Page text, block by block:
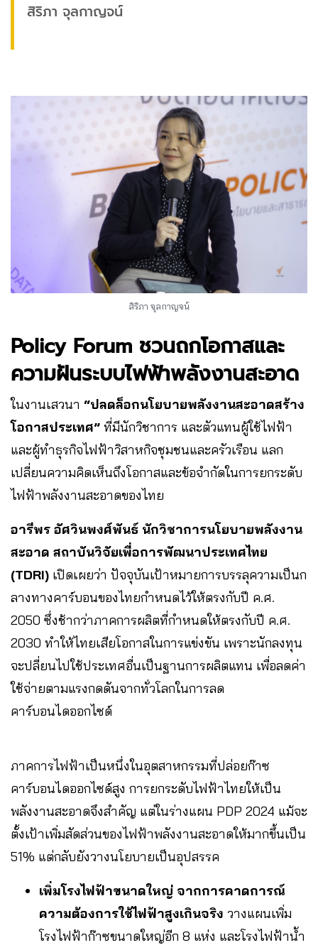
สิริภา จุลกาญจน์
สิริภา จุลกาญจน์
Policy Forum ชวนถกโอกาสและ
ความฝันระบบไฟฟ้าพลังงานสะอาด
ในงานเสวนา “ปลดล็อกนโยบายพลังงานสะอาดสร้าง
โอกาสประเทศ” ที่มีนักวิชาการ และตัวแทนผู้ใช้ไฟฟ้า
และผู้ทำธุรกิจไฟฟ้าวิสาหกิจชุมชนและครัวเรือน แลก
เปลี่ยนความคิดเห็นถึงโอกาสและข้อจำกัดในการยกระดับ
ไฟฟ้าพลังงานสะอาดของไทย
อารีพร อัศวินพงศ์พันธ์ นักวิชาการนโยบายพลังงาน
สะอาด สถาบันวิจัยเพื่อการพัฒนาประเทศไทย
(TDRI) เปิดเผยว่า ปัจจุบันเป้าหมายการบรรลุความเป็นก
ลางทางคาร์บอนของไทยกำหนดไว้ให้ตรงกับปี ค.ศ.
2050 ซึ่งช้ากว่าภาคการผลิตที่กำหนดให้ตรงกับปี ค.ศ.
2030 ทำให้ไทยเสียโอกาสในการแข่งขัน เพราะนักลงทุน
จะปลี่ยนไปใช้ประเทศอื่นเป็นฐานการผลิตแทน เพื่อลดค่า
ใช้จ่ายตามแรงกดดันจากทั่วโลกในการลด
คาร์บอนไดออกไซด์
ภาคการไฟฟ้าเป็นหนึ่งในอุตสาหกรรมที่ปล่อยก๊าซ
คาร์บอนไดออกไซด์สูง การยกระดับไฟฟ้าไทยให้เป็น
พลังงานสะอาดจึงสำคัญ แต่ในร่างแผน PDP 2024 แม้จะ
ตั้งเป้าเพิ่มสัดส่วนของไฟฟ้าพลังงานสะอาดให้มากขึ้นเป็น
51% แต่กลับยังวางนโยบายเป็นอุปสรรค
เพิ่มโรงไฟฟ้าขนาดใหญ่ จากการคาดการณ์
ความต้องการใช้ไฟฟ้าสูงเกินจริง วางแผนเพิ่ม
โรงไฟฟ้าก๊าซขนาดใหญ่อีก 8 แห่ง และโรงไฟฟ้าน้ำ